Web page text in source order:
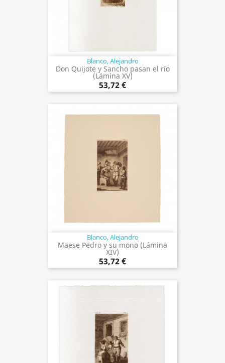
Blanco, Alejandro
Don Quijote y Sancho pasan el río
(Lámina XV)
53,72 €
Blanco, Alejandro
Maese Pedro y su mono (Lámina
XIV)
53,72 €